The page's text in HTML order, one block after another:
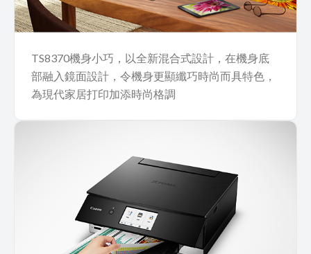
TS8370機身小巧，以全新混合式設計，在機身底
部融入鏡面設計，令機身更顯纖巧時尚而具特色，
為現代家居打印加添時尚格調